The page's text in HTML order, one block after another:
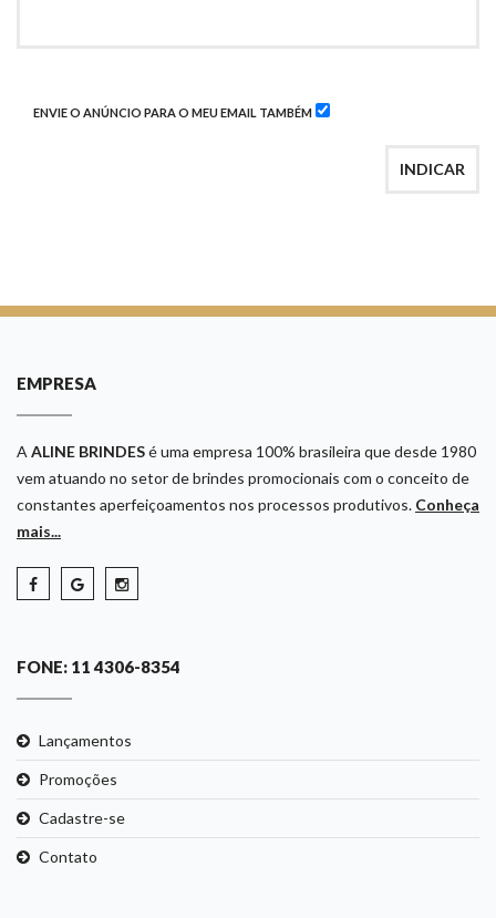
ENVIE O ANÚNCIO PARA O MEU EMAIL TAMBÉM
INDICAR
EMPRESA
A ALINE BRINDESé uma empresa 100% brasileira que desde 1980
vem atuando no setor de brindes promocionais com o conceito de
constantes aperfeiçoamentos nos processos produtivos. Conheça
mais...
FONE: 11 4306-8354
Lançamentos
Promoções
Cadastre-se
Contato